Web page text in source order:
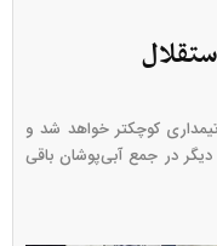
تیمداری کوچکتر خواهد شد و
دیگر در جمع آبی‌پوشان باقی